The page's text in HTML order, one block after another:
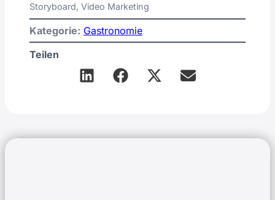
Storyboard, Video Marketing
Kategorie: Gastronomie
Teilen